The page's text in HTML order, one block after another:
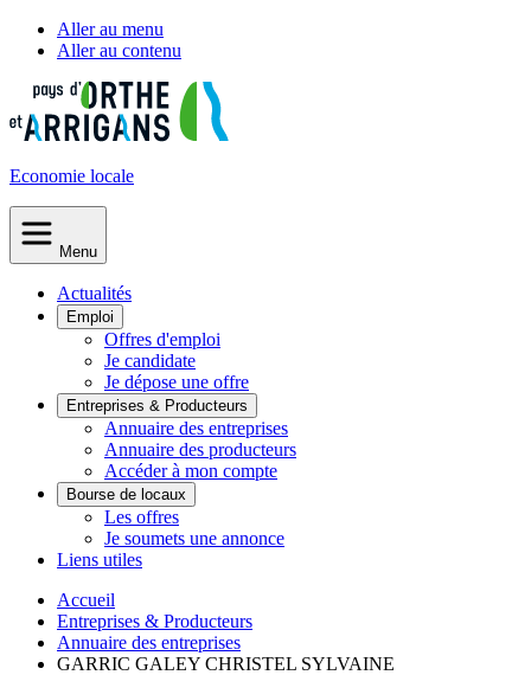
Aller au menu
Aller au contenu
Economie locale
Menu
Actualités
Emploi
Offres d'emploi
Je candidate
Je dépose une offre
Entreprises & Producteurs
Annuaire des entreprises
Annuaire des producteurs
Accéder à mon compte
Bourse de locaux
Les offres
Je soumets une annonce
Liens utiles
Accueil
Entreprises & Producteurs
Annuaire des entreprises
GARRIC GALEY CHRISTEL SYLVAINE